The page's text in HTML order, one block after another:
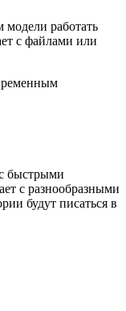
модели работать
с файлами или
быстрыми
с разнообразными
будут писаться в